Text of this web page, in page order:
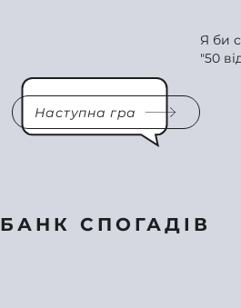
Я би
"50
Наступна гра
БАНК СПОГАДІВ